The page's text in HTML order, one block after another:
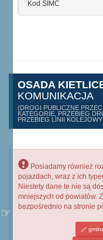
Kod SIMC
OSADA
KOMUNIKACJA
(DROGI PUBLICZNE
KATEGORIE, PRZEBIEG
PRZEBIEG LINII
Posiadamy również
pojazdach, wraz z ich
Niestety dane te nie są
mniejszych od powiatów.
bezpośrednio na stronie